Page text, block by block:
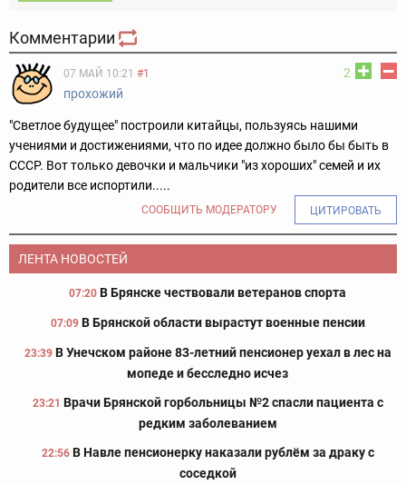
Комментарии
2
07 МАЙ 10:21 #1
прохожий
"Светлое будущее" построили китайцы, пользуясь нашими
учениями и достижениями, что по идее должно было бы быть в
СССР. Вот только девочки и мальчики "из хороших" семей и их
родители все испортили.....
СООБЩИТЬ МОДЕРАТОРУ ЦИТИРОВАТЬ
ЛЕНТА НОВОСТЕЙ
07:20 В Брянске чествовали ветеранов спорта
07:09 В Брянской области вырастут военные пенсии
23:39 В Унечском районе 83-летний пенсионер уехал в лес на
мопеде и бесследно исчез
23:21 Врачи Брянской горбольницы №2 спасли пациента с
редким заболеванием
22:56 В Навле пенсионерку наказали рублём за драку с
соседкой